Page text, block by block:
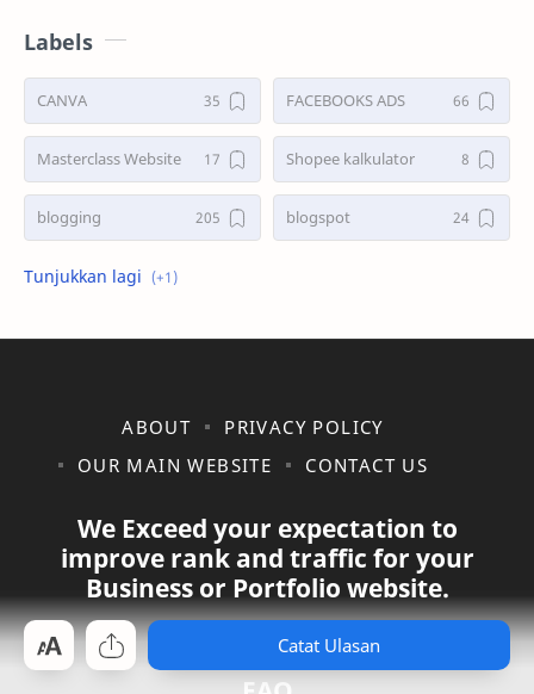
Catat Ulasan
Labels
CANVA FACEBOOKS ADS
Masterclass Website Shopee kalkulator
blogging blogspot
shopee
ABOUT
PRIVACY POLICY
OUR MAIN WEBSITE
CONTACT US
We Exceed your expectation to
improve rank and traffic for your
Business or Portfolio website.
Our Product